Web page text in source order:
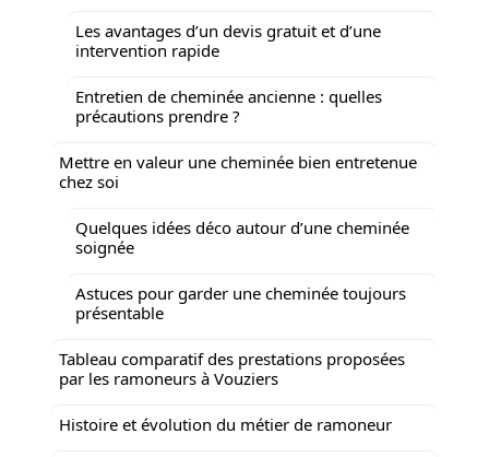
Les avantages d’un devis gratuit et d’une
intervention rapide
Entretien de cheminée ancienne : quelles
précautions prendre ?
Mettre en valeur une cheminée bien entretenue
chez soi
Quelques idées déco autour d’une cheminée
soignée
Astuces pour garder une cheminée toujours
présentable
Tableau comparatif des prestations proposées
par les ramoneurs à Vouziers
Histoire et évolution du métier de ramoneur